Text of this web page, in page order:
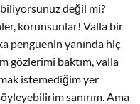
değil mi?
korunsunlar! Valla bir
penguenin yanında hiç
gözlerimi baktım, valla
istemediğim yer
sanırım. Ama